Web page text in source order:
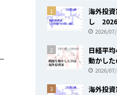
1
海外投
し
2026/
2
日経平
動かし
2026年7
2026/
3
海外投